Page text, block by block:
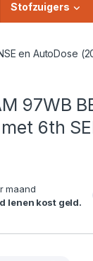
Stofzuigers
en AutoDose
97WB
6th
maand
lenen kost geld.